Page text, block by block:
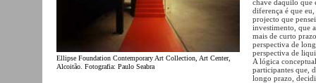
Ellipse Foundation Contemporary Art Collection, Art Center,
Alcoitão. Fotografia: Paulo Seabra
chave daquilo que
diferença é que
projecto que
investimento, que
mais de curto
perspectiva de
perspectiva de
A lógica
participantes que,
longo prazo,